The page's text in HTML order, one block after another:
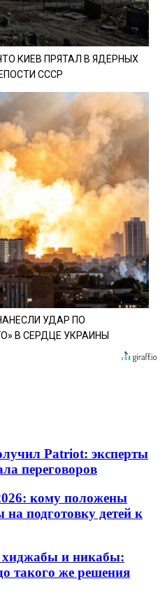
КИЕВ ПРЯТАЛ В ЯДЕРНЫХ
СССР
УДАР ПО
В СЕРДЦЕ УКРАИНЫ
Patriot: эксперты
переговоров
кому положены
подготовку детей к
хиджабы и никабы:
такого же решения